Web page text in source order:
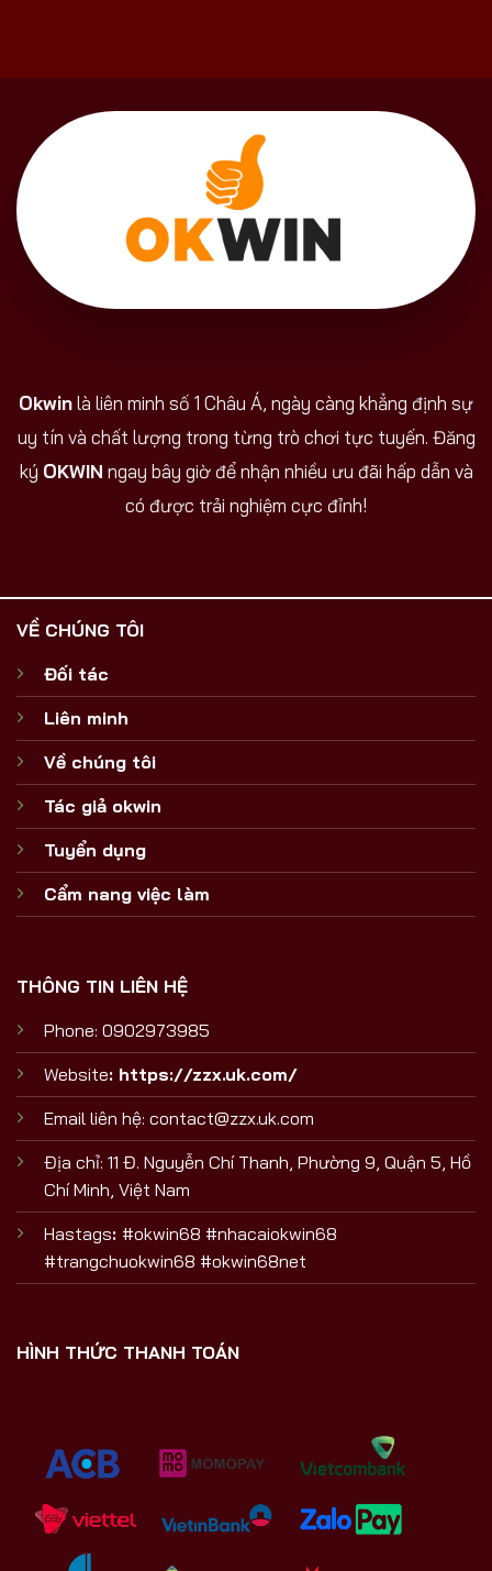
Okwinlà liên minh số 1 Châu Á, ngày càng khẳng định sự
uy tín và chất lượng trong từng trò chơi tực tuyến. Đăng
ký OKWIN ngay bây giờ để nhận nhiều ưu đãi hấp dẫn và
có được trải nghiệm cực đỉnh!
VỀ CHÚNG TÔI
Đối tác
Liên minh
Về chúng tôi
Tác giả okwin
Tuyển dụng
Cẩm nang việc làm
THÔNG TIN LIÊN HỆ
Phone: 0902973985
Website: https://zzx.uk.com/
Email liên hệ: contact@zzx.uk.com
Địa chỉ: 11 Đ. Nguyễn Chí Thanh, Phường 9, Quận 5, Hồ
Chí Minh, Việt Nam
Hastags: #okwin68 #nhacaiokwin68
#trangchuokwin68 #okwin68net
HÌNH THỨC THANH TOÁN